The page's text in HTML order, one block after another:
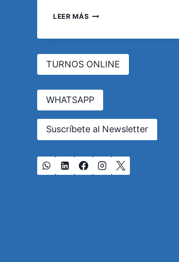
LEER MÁS DIRECTIVAS
CÓRDOBA:
REQUISITOS,
REGISTRO
VALIDEZ
LEGAL
TURNOS ONLINE
WHATSAPP
Suscríbete al Newsletter